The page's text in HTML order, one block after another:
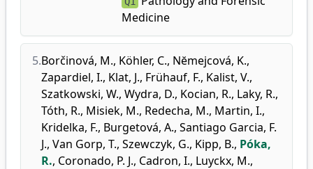
Medicine
5.Borčinová, M., Köhler, C., Nĕmejcová, K.,
Zapardiel, I., Klat, J., Frühauf, F., Kalist, V.,
Szatkowski, W., Wydra, D., Kocian, R., Laky, R.,
Tóth, R., Misiek, M., Redecha, M., Martin, I.,
Kridelka, F., Burgetová, A., Santiago Garcia, F.
J., Van Gorp, T., Szewczyk, G., Kipp, B., Póka,
R., Coronado, P. J., Cadron, I., Luyckx, M.,